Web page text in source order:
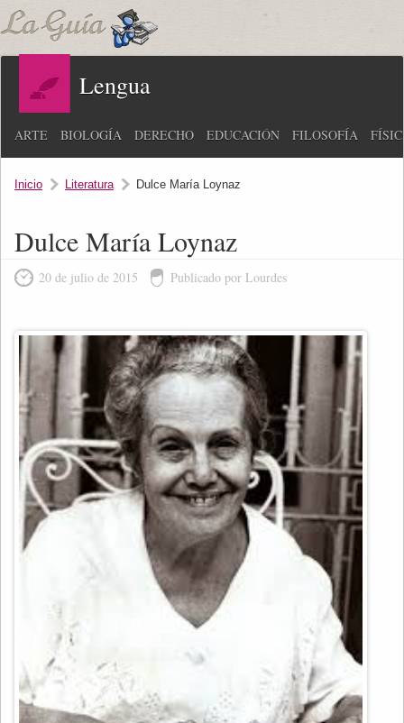
Lengua
ARTE BIOLOGÍA DERECHO EDUCACIÓN FILOSOFÍA
Inicio Literatura Dulce María Loynaz
Dulce María Loynaz
20 de julio de 2015 Publicado por Lourdes